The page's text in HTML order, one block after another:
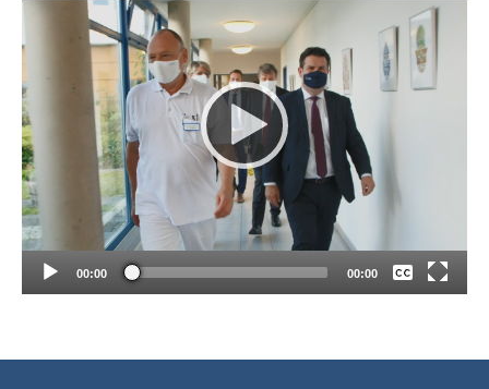
Inhalte in Gebärdensprache (DGS)
Leichte Sprache
Mein Kundenportal
00:00 00:00